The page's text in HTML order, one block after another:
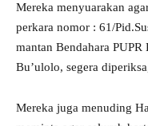
Mereka menyuarakan
perkara nomor : 61/
mantan Bendahara
Bu’ulolo, segera
Mereka juga menuding